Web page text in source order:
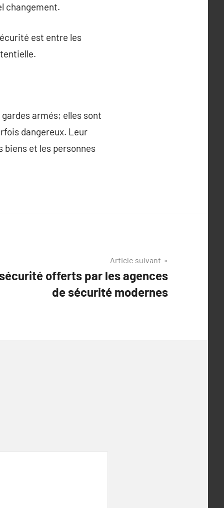
changement.
est entre les
armés; elles sont
dangereux. Leur
et les personnes
Article suivant
offerts par les agences
de sécurité modernes